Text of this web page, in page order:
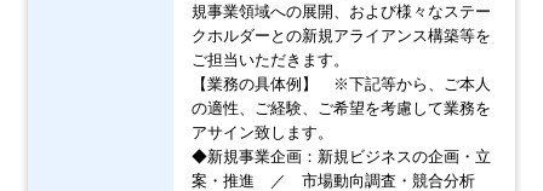
規事業領域への展開、および様々なステー
クホルダーとの新規アライアンス構築等を
ご担当いただきます。
【業務の具体例】 ※下記等から、ご本人
の適性、ご経験、ご希望を考慮して業務を
アサイン致します。
◆新規事業企画：新規ビジネスの企画・立
案・推進 ／ 市場動向調査・競合分析